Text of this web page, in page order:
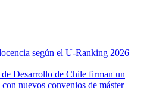
según el U-Ranking 2026
Desarrollo de Chile firman un
nuevos convenios de máster